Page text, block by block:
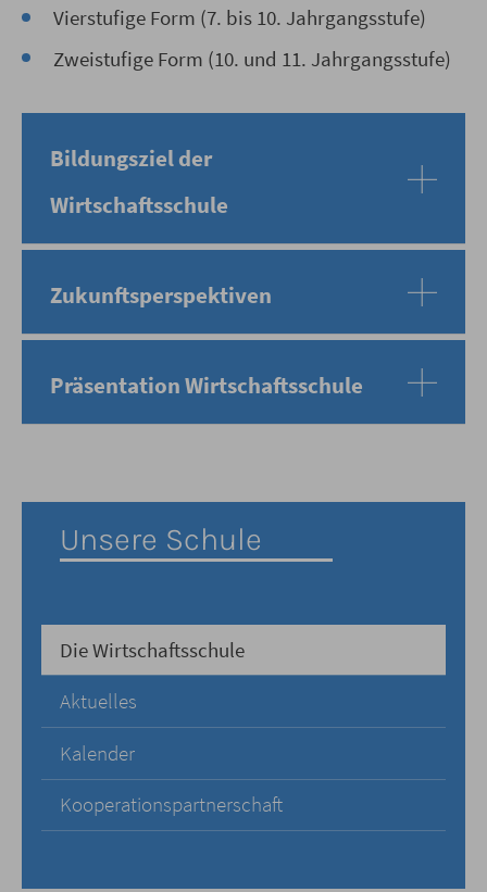
Vierstufige Form (7. bis 10. Jahrgangsstufe)
Zweistufige Form (10. und 11. Jahrgangsstufe)
Bildungsziel der
Wirtschaftsschule
Zukunftsperspektiven
Präsentation Wirtschaftsschule
Unsere Schule
Die Wirtschaftsschule
Aktuelles
Kalender
Kooperationspartnerschaft